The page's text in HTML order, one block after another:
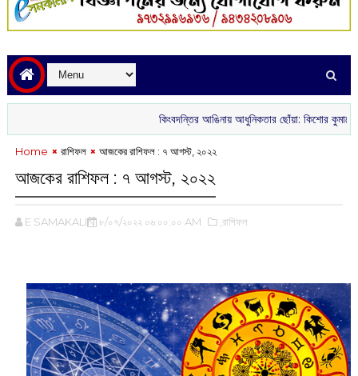
কিংবদন্তির আঙিনায় আধুনিকতার ছোঁয়া: কিশোর কুমারের
Home রাশিফল আজকের রাশিফল : ৭ আগস্ট, ২০২২
আজকের রাশিফল : ৭ আগস্ট, ২০২২
E SAMAKALIN ৮/০৭/২০২২ ০৬:০০:০০ AM ,রাশিফল